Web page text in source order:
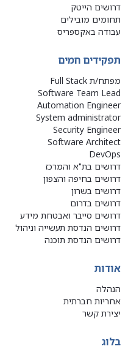
דרושים הייטק
תחומים מובילים
עבודה באקספריס
תפקידים חמים
מפתח/ת Full Stack
Software Team Lead
Automation Engineer
System administrator
Security Engineer
Software Architect
DevOps
דרושים בת"א והמרכז
דרושים בחיפה והצפון
דרושים בשרון
דרושים בדרום
דרושים סייבר ואבטחת מידע
דרושים הנדסת תעשייה וניהול
דרושים הנדסת תוכנה
אודות
הנהלה
אחריות חברתית
יצירת קשר
בלוג